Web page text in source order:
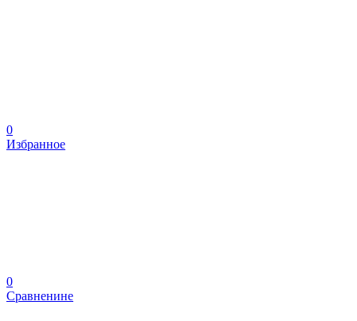
0
Избранное
0
Сравненине